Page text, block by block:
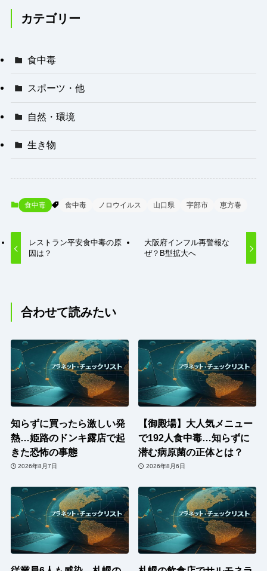
カテゴリー
食中毒
スポーツ・他
自然・環境
生き物
食中毒 食中毒 ノロウイルス 山口県 宇部市 恵方巻
レストラン平安食中毒の原
因は？
大阪府インフル再警報な
ぜ？B型拡大へ
合わせて読みたい
知らずに買ったら激しい発
熱…姫路のドンキ露店で起
きた恐怖の事態
2026年8月7日
【御殿場】大人気メニュー
で192人食中毒…知らずに
潜む病原菌の正体とは？
2026年8月6日